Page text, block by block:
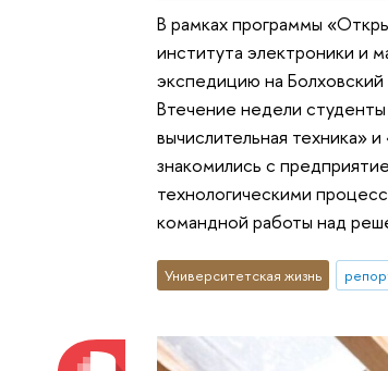
В рамках программы
института электроники
экспедицию на
Втечение недели
вычислительная техника»
знакомились с
технологическими
командной работы над
Университетская жизнь